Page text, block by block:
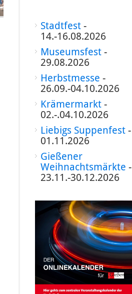
Stadtfest-
14.-16.08.2026
Museumsfest-
29.08.2026
Herbstmesse -
26.09.-04.10.2026
Krämermarkt-
02.-.04.10.2026
Liebigs Suppenfest-
01.11.2026
Gießener
Weihnachtsmärkte -
23.11.-30.12.2026